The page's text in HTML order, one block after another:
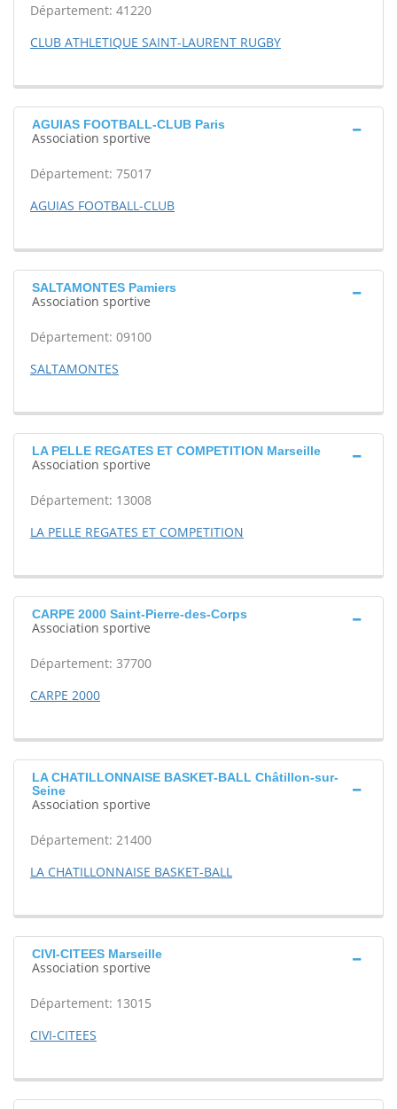
Département: 41220
CLUB ATHLETIQUE SAINT-LAURENT RUGBY
AGUIAS FOOTBALL-CLUB Paris
Association sportive
Département: 75017
AGUIAS FOOTBALL-CLUB
SALTAMONTES Pamiers
Association sportive
Département: 09100
SALTAMONTES
LA PELLE REGATES ET COMPETITION Marseille
Association sportive
Département: 13008
LA PELLE REGATES ET COMPETITION
CARPE 2000 Saint-Pierre-des-Corps
Association sportive
Département: 37700
CARPE 2000
LA CHATILLONNAISE BASKET-BALL Châtillon-sur-
Seine
Association sportive
Département: 21400
LA CHATILLONNAISE BASKET-BALL
CIVI-CITEES Marseille
Association sportive
Département: 13015
CIVI-CITEES